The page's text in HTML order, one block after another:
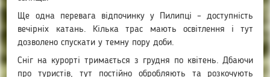
Ще одна перевага відпочинку у Пилипці – доступність
вечірніх катань. Кілька трас мають освітлення і тут
дозволено спускати у темну пору доби.
Сніг на курорті тримається з грудня по квітень. Дбаючи
про туристів, тут постійно обробляють та розкочують